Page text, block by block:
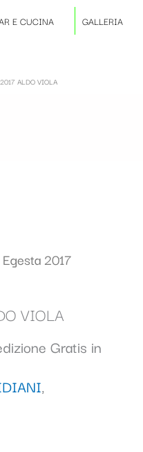
E CUCINA
GALLERIA
ALDO VIOLA
2017
VIOLA
Gratis in
,